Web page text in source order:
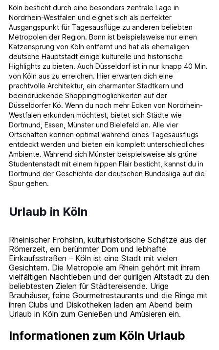
Köln besticht durch eine besonders zentrale Lage in
Nordrhein-Westfalen und eignet sich als perfekter
Ausgangspunkt für Tagesausflüge zu anderen beliebten
Metropolen der Region. Bonn ist beispielsweise nur einen
Katzensprung von Köln entfernt und hat als ehemaligen
deutsche Hauptstadt einige kulturelle und historische
Highlights zu bieten. Auch Düsseldorf ist in nur knapp 40 Min.
von Köln aus zu erreichen. Hier erwarten dich eine
prachtvolle Architektur, ein charmanter Stadtkern und
beeindruckende Shoppingmöglichkeiten auf der
Düsseldorfer Kö. Wenn du noch mehr Ecken von Nordrhein-
Westfalen erkunden möchtest, bietet sich Städte wie
Dortmund, Essen, Münster und Bielefeld an. Alle vier
Ortschaften können optimal während eines Tagesausflugs
entdeckt werden und bieten ein komplett unterschiedliches
Ambiente. Während sich Münster beispielsweise als grüne
Studentenstadt mit einem hippen Flair besticht, kannst du in
Dortmund der Geschichte der deutschen Bundesliga auf die
Spur gehen.
Urlaub in Köln
Rheinischer Frohsinn, kulturhistorische Schätze aus der
Römerzeit, ein berühmter Dom und lebhafte
Einkaufsstraßen – Köln ist eine Stadt mit vielen
Gesichtern. Die Metropole am Rhein gehört mit ihrem
vielfältigen Nachtleben und der quirligen Altstadt zu den
beliebtesten Zielen für Städtereisende. Urige
Brauhäuser, feine Gourmetrestaurants und die Ringe mit
ihren Clubs und Diskotheken laden am Abend beim
Urlaub in Köln zum Genießen und Amüsieren ein.
Informationen zum Köln Urlaub